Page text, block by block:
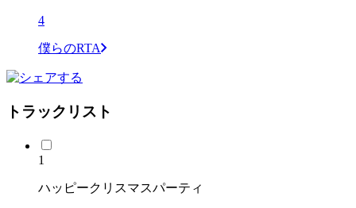
4
僕らのRTA
トラックリスト
1
ハッピークリスマスパーティ